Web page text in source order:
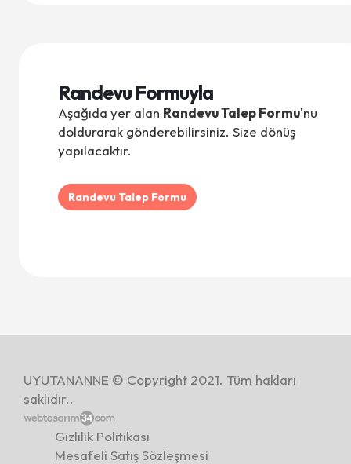
Randevu Formuyla
Aşağıda yer alan Randevu Talep Formu'nu
doldurarak gönderebilirsiniz. Size dönüş
yapılacaktır.
Randevu Talep Formu
UYUTANANNE © Copyright 2021. Tüm hakları
saklıdır..
Gizlilik Politikası
Mesafeli Satış Sözleşmesi